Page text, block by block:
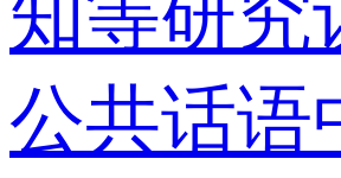
知等研究
公共话语